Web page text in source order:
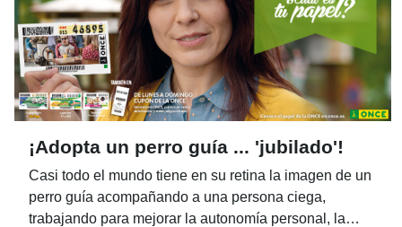
¡Adopta un perro guía ... 'jubilado'!
Casi todo el mundo tiene en su retina la imagen de un
perro guía acompañando a una persona ciega,
trabajando para mejorar la autonomía personal, la